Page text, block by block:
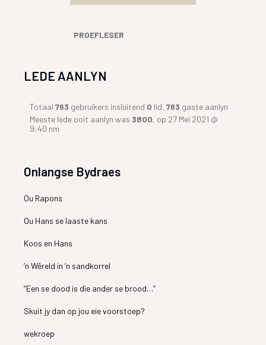
PROEFLESER
LEDE AANLYN
Totaal763 gebruikers insluitend 0 lid,763 gaste aanlyn
Meeste lede ooit aanlyn was 3800, op 27 Mei 2021 @
9:40 nm
Onlangse Bydraes
Ou Rapons
Ou Hans se laaste kans
Koos en Hans
’n Wêreld in ’n sandkorrel
“Een se dood is die ander se brood…”
Skuit jy dan op jou eie voorstoep?
wekroep